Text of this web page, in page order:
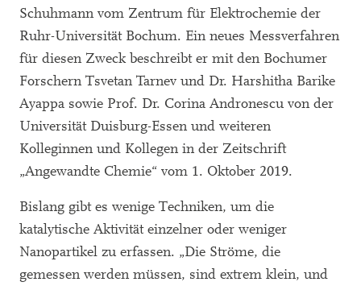
Schuhmann vom Zentrum für Elektrochemie der
Ruhr-Universität Bochum. Ein neues Messverfahren
für diesen Zweck beschreibt er mit den Bochumer
Forschern Tsvetan Tarnev und Dr. Harshitha Barike
Ayappa sowie Prof. Dr. Corina Andronescu von der
Universität Duisburg-Essen und weiteren
Kolleginnen und Kollegen in der Zeitschrift
„Angewandte Chemie“ vom 1. Oktober 2019.
Bislang gibt es wenige Techniken, um die
katalytische Aktivität einzelner oder weniger
Nanopartikel zu erfassen. „Die Ströme, die
gemessen werden müssen, sind extrem klein, und